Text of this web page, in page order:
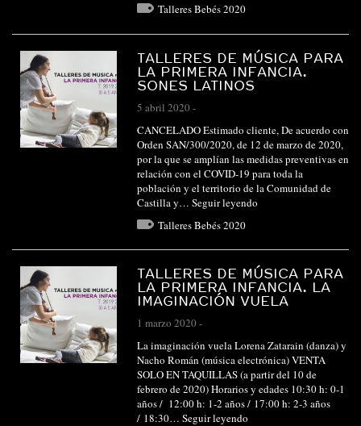
Talleres Bebés 2020
TALLERES DE MÚSICA PARA
LA PRIMERA INFANCIA.
SONES LATINOS
5 abril 2020 -
CANCELADO Estimado cliente, De acuerdo con
Orden SAN/300/2020, de 12 de marzo de 2020,
por la que se amplían las medidas preventivas en
relación con el COVID-19 para toda la
población y el territorio de la Comunidad de
Castilla y… Seguir leyendo
Talleres Bebés 2020
TALLERES DE MÚSICA PARA
LA PRIMERA INFANCIA. LA
IMAGINACIÓN VUELA
1 marzo 2020 -
La imaginación vuela Lorena Zatarain (danza) y
Nacho Román (música electrónica) VENTA
SOLO EN TAQUILLAS (a partir del 10 de
febrero de 2020) Horarios y edades 10:30 h: 0-1
años / 12:00 h: 1-2 años / 17:00 h: 2-3 años
/ 18:30… Seguir leyendo